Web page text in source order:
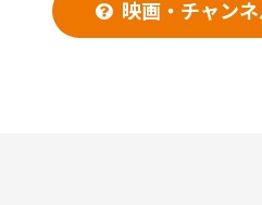
映画・チャン